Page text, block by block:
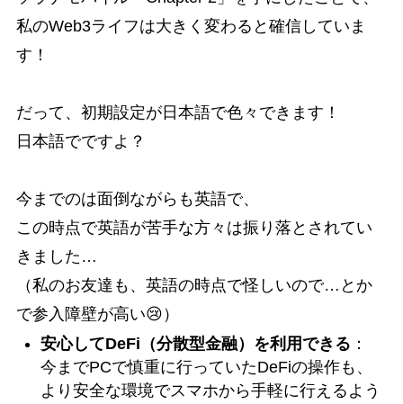
私のWeb3ライフは大きく変わると確信していま
す！
だって、初期設定が日本語で色々できます！
日本語でですよ？
今までのは面倒ながらも英語で、
この時点で英語が苦手な方々は振り落とされてい
きました…
（私のお友達も、英語の時点で怪しいので…とか
で参入障壁が高い😢）
安心してDeFi（分散型金融）を利用できる ：
今までPCで慎重に行っていたDeFiの操作も、
より安全な環境でスマホから手軽に行えるよう